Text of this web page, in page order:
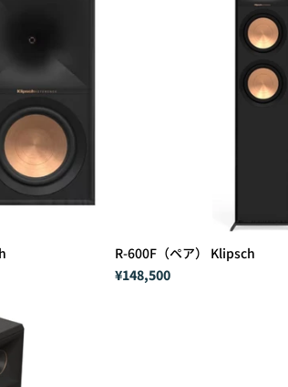
R-600F（ペア） Klipsch
¥148,500